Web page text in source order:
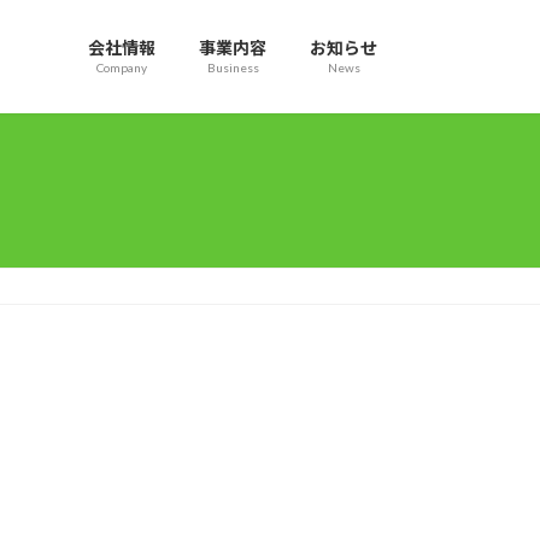
会社情報
Company
事業内容
Business
お知らせ
News